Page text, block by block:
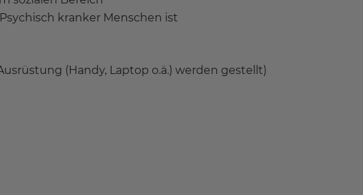
kranker Menschen ist
(Handy, Laptop o.ä.) werden gestellt)